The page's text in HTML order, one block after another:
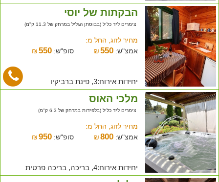
הבקתות של יוסי
צימרים ליד כליל (בבוסתן הגליל במרחק של 11.3 ק"מ)
מחיר לזוג, החל מ:
אמצ"ש:
₪550 סופ"ש: ₪ 550
יחידות אירוח:3, פינת ברביקיו
מלכי האוס
צימרים ליד כליל (בלפידות במרחק של 6.3 ק"מ)
מחיר לזוג, החל מ:
אמצ"ש:
₪800 סופ"ש: ₪ 950
יחידות אירוח:4, בריכה, בריכה פרטית